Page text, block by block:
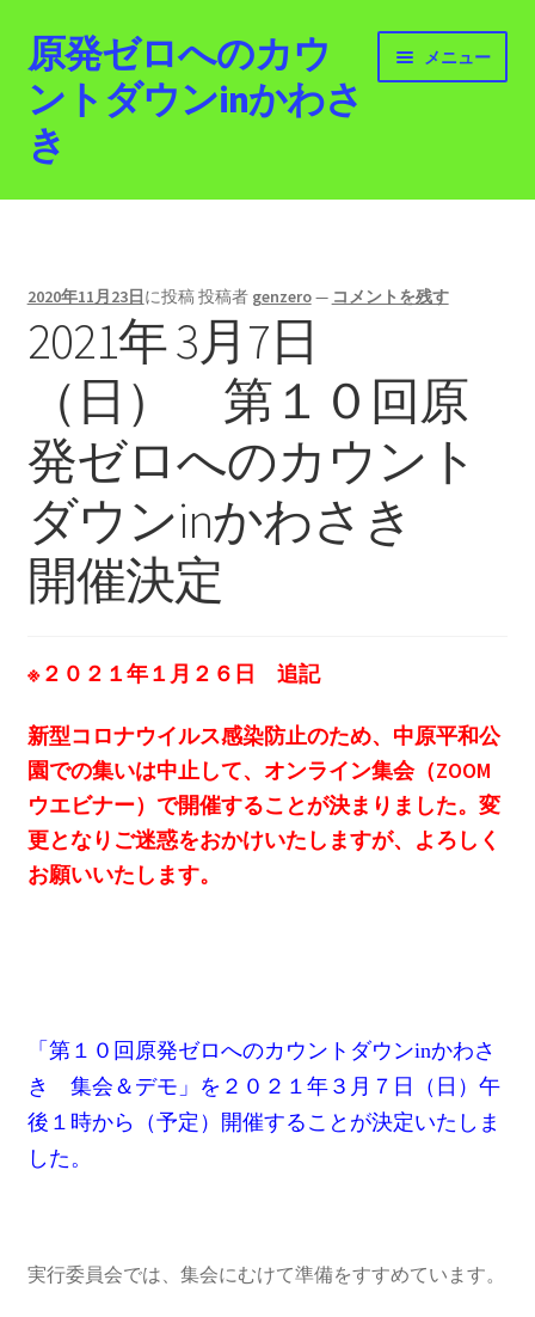
ナ
ビ
ゲ
ー
シ
キ
ッ
コ
ン
テ
ン
ツ
プ
原発ゼロへのカウ
ントダウンinかわさ
き
メニュー
ホーム
活動紹介
2012.3.11 「原発ゼロへのカウントダウンinかわさ
き」「原発ゼロへの行進！誰でもデモ！」
原発ゼロ金曜日行動 inかわさき
2013.3.10 第２回原発ゼロへのカウントダウンinかわ
さき 集会
さき 集会
2014.10.13 「今こそ９条inかわさき」大集会 第二分
科会【原発は人権問題だ】 福島からの発言
2022.3.13 第11回原発ゼロへのカウントダウンinかわ
さき 集会
2016.3 .13 第5回原発ゼロへのカウントダウンinかわさ
き 集会
2017.3.12 第6回原発ゼロへのカウントダウンinかわさ
2018.3.11 第７回原発ゼロへのカウントダウンinかわ
さき集会
2020年11月23日に投稿投稿者 genzero— コメントを残す
2021年 3月7日
（日） 第１０回原
発ゼロへのカウント
ダウンinかわさき
開催決定
※２０２１年１月２６日 追記
新型コロナウイルス感染防止のため、中原平和公
園での集いは中止して、オンライン集会（ZOOM
ウエビナー）で開催することが決まりました。変
更となりご迷惑をおかけいたしますが、よろしく
お願いいたします。
「第１０回原発ゼロへのカウントダウンinかわさ
き 集会＆デモ」を２０２１年３月７日（日）午
後１時から（予定）開催することが決定いたしま
した。
実行委員会では、集会にむけて準備をすすめています。